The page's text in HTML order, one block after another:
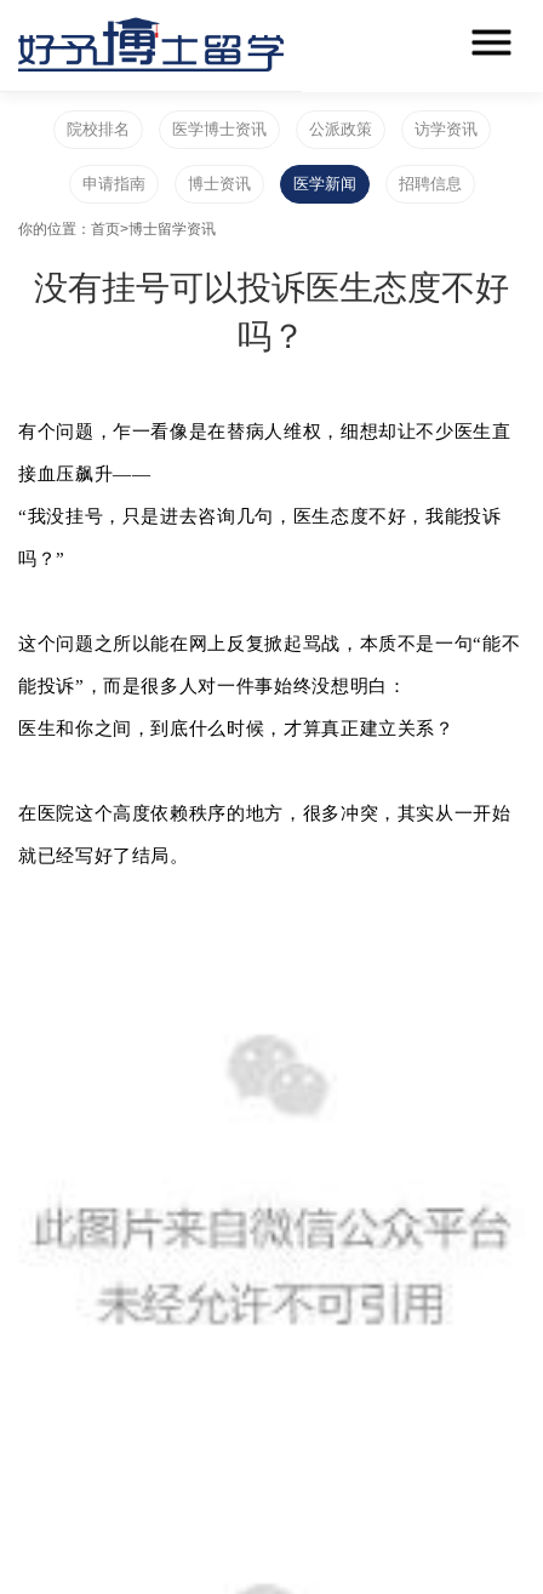
院校排名 医学博士资讯 公派政策 访学资讯
申请指南 博士资讯 医学新闻 招聘信息
你的位置： 首页>博士留学资讯
没有挂号可以投诉医生态度不好
吗？
有个问题，乍一看像是在替病人维权，细想却让不少医生直
接血压飙升——
“我没挂号，只是进去咨询几句，医生态度不好，我能投诉
吗？”
这个问题之所以能在网上反复掀起骂战，本质不是一句“能不
能投诉”，而是很多人对一件事始终没想明白：
医生和你之间，到底什么时候，才算真正建立关系？
在医院这个高度依赖秩序的地方，很多冲突，其实从一开始
就已经写好了结局。